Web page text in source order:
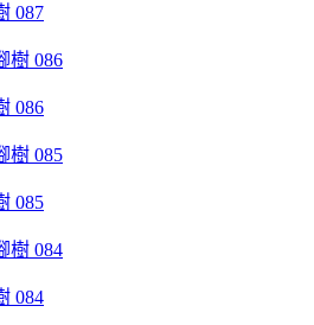
087
086
085
084